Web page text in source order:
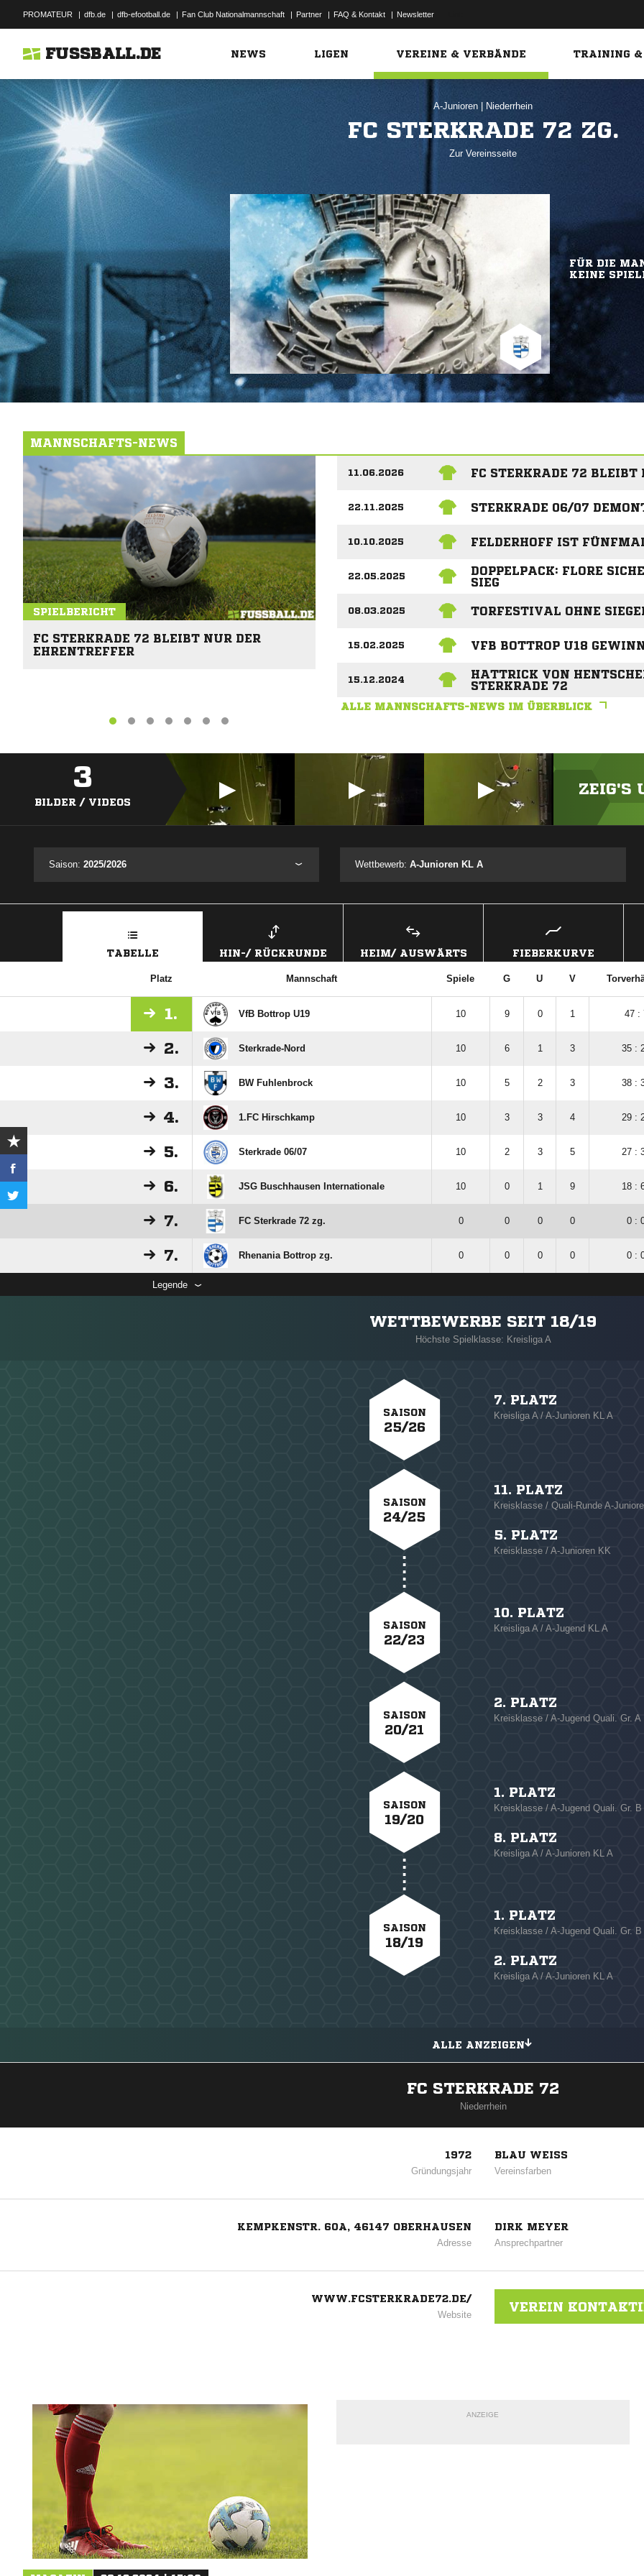
PROMATEUR | dfb.de | dfb-efootball.de | Fan Club Nationalmannschaft | Partner | FAQ & Kontakt | Newsletter
FUSSBALL.DE NEWS LIGEN VEREINE & VERBÄNDE TRAINING &
A-Junioren Niederrhein
FC STERKRADE 72 ZG.
Zur Vereinsseite
FÜR DIE
KEINE
MANNSCHAFTS-NEWS
SPIELBERICHT
FC STERKRADE 72 BLEIBT NUR DER
EHRENTREFFER
11.06.2026 FC STERKRADE 72 BLEIBT
22.11.2025 STERKRADE 06/07
10.10.2025 FELDERHOFF IST
22.05.2025
DOPPELPACK: FLORE
SIEG
08.03.2025 TORFESTIVAL OHNE
15.02.2025 VFB BOTTROP U18
15.12.2024
HATTRICK VON
STERKRADE 72
ALLE MANNSCHAFTS-NEWS IM ÜBERBLICK
3
BILDER / VIDEOS
ZEIG'S
Saison: 2025/2026 Wettbewerb:A-Junioren KL A
TABELLE HIN-/ RÜCKRUNDE HEIM/ AUSWÄRTS FIEBERKURVE
Platz Mannschaft Spiele G U V
1. VfB Bottrop U19 10 9 0 1 47 :
2. Sterkrade-Nord 10 6 1 3 35 :
3. BW Fuhlenbrock 10 5 2 3 38 :
4. 1.FC Hirschkamp 10 3 3 4 29 :
5. Sterkrade 06/​07 10 2 3 5 27 :
6. JSG Buschhausen Internationale 10 0 1 9 18 :
7. FC Sterkrade 72 zg. 0 0 0 0 0 :
7. Rhenania Bottrop zg. 0 0 0 0 0 :
Legende
WETTBEWERBE SEIT 18/19
Höchste Spielklasse: Kreisliga A
SAISON
25/26
7. PLATZ
Kreisliga A / A-Junioren KL A
SAISON
24/25
11. PLATZ
Kreisklasse / Quali-Runde A-
5. PLATZ
Kreisklasse / A-Junioren KK
SAISON
22/23
10. PLATZ
Kreisliga A / A-Jugend KL A
SAISON
20/21
2. PLATZ
Kreisklasse / A-Jugend Quali. Gr. A
SAISON
19/20
1. PLATZ
Kreisklasse / A-Jugend Quali. Gr. B
8. PLATZ
Kreisliga A / A-Junioren KL A
SAISON
18/19
1. PLATZ
Kreisklasse / A-Jugend Quali. Gr. B
2. PLATZ
Kreisliga A / A-Junioren KL A
ALLE ANZEIGEN
FC STERKRADE 72
Niederrhein
1972
Gründungsjahr
BLAU WEISS
Vereinsfarben
KEMPKENSTR. 60A, 46147 OBERHAUSEN
Adresse
DIRK MEYER
Ansprechpartner
WWW.FCSTERKRADE72.DE/
Website
VEREIN
ANZEIGE